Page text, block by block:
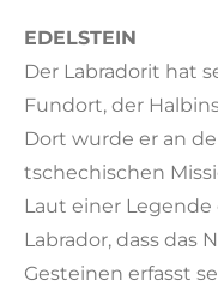
EDELSTEIN
Der Labradorit hat
Fundort, der
Dort wurde er an
tschechischen
Laut einer
Labrador, dass das
Gesteinen erfasst